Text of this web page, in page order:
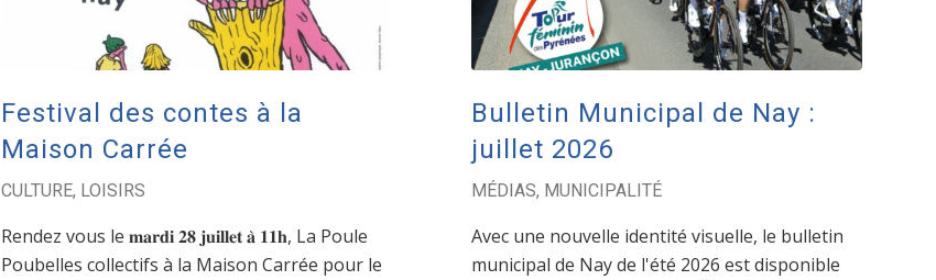
Festival des contes à la
Maison Carrée
CULTURE, LOISIRS
Rendez vous le 𝐦𝐚𝐫𝐝𝐢 𝟐𝟖 𝐣𝐮𝐢𝐥𝐥𝐞𝐭 𝐚̀ 𝟏𝟏𝐡, La Poule
Poubelles collectifs à la Maison Carrée pour le
Bulletin Municipal de Nay :
juillet 2026
MÉDIAS, MUNICIPALITÉ
Avec une nouvelle identité visuelle, le bulletin
municipal de Nay de l'été 2026 est disponible